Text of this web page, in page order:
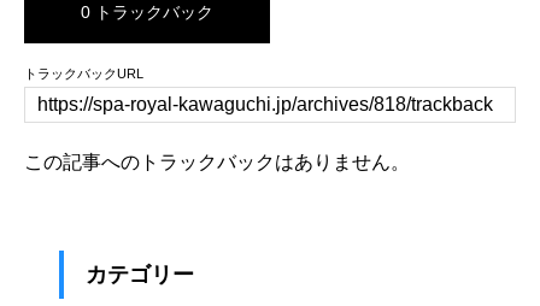
0 トラックバック
トラックバックURL
この記事へのトラックバックはありません。
カテゴリー